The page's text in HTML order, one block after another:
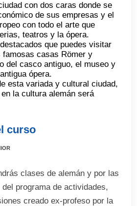
con dos caras donde se
de sus empresas y el
con todo el arte que
teatros y la ópera.
que puedes visitar
famosas casas Römer y
del casco antiguo, el museo y
ópera.
esta variada y cultural ciudad,
la cultura alemán será
curso
clases de alemán y por las
programa de actividades,
creado ex-profeso por la